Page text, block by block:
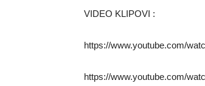
VIDEO KLIPOVI :
https://www.youtube.com/
https://www.youtube.com/